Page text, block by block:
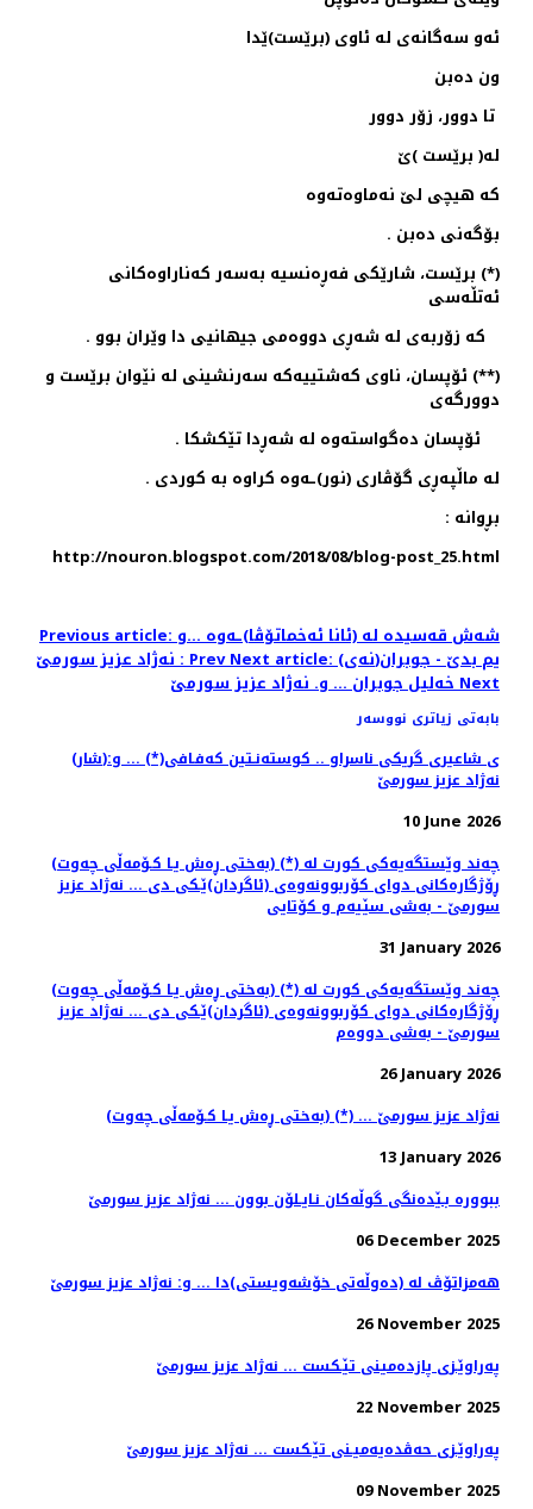
ئه‌و سه‌گانه‌ی له‌ ئاوی (برێست)ێدا
ون ده‌بن
تا دوور، زۆر دوور
له‌( برێست )ێ
كه‌ هیچی لێ نه‌ماوه‌ته‌وه‌
بۆگه‌نی ده‌بن .
‌(*) برێست، شارێكی فه‌ڕه‌نسیه‌ به‌سه‌ر كه‌ناراوه‌كانی
ئه‌تڵه‌سی
كه‌ زۆربه‌ی له‌ شه‌ڕی دووه‌می جیهانیی دا وێران بوو .
(**) ئۆپسان، ناوی كه‌شتییه‌كه‌ سه‌رنشینی له‌ نێوان برێست و
دوورگه‌ی
ئۆپسان ده‌گواسته‌وه‌ له‌ شه‌ڕدا تێكشكا .
له‌ ماڵپه‌ڕی گۆڤاری (نور)ـه‌وه‌ كراوه‌ به‌ كوردی .
بڕوانه‌ :
http://nouron.blogspot.com/2018/08/blog-post_25.html
Previous article: شه‌ش قه‌سیده‌ له‌ (ئانا ئه‌خماتۆڤا)ـه‌وه‌ ...و
: نه‌ژاد عزیز سورمێPrevNext article: (نه‌ی)یم بدێ - جوبران
خه‌لیل جوبران ... و. نه‌ژاد عزیز سورمێNext
بابەتی زیاتری نووسەر
(شار)ی شاعیری گریكی ناسراو .. كوسته‌نـتین كه‌فـافی(*) ... و:
نه‌ژاد عزیز سورمێ
10 June 2026
(به‌ختی ڕه‌ش یـا كـۆمه‌ڵی چه‌وت) (*) چه‌ند وێستگه‌یه‌كی كورت له‌
ڕۆژگاره‌كانی دوای كۆربوونه‌وه‌ی (ئاگردان)ێـكی دی ... نه‌ژاد عزیز
سورمێ - به‌شی سێیه‌م و كۆتایی
31 January 2026
(به‌ختی ڕه‌ش یـا كـۆمه‌ڵی چه‌وت) (*) چه‌ند وێستگه‌یه‌كی كورت له‌
ڕۆژگاره‌كانی دوای كۆربوونه‌وه‌ی (ئاگردان)ێـكی دی ... نه‌ژاد عزیز
سورمێ - به‌شی دووه‌م
26 January 2026
(به‌ختی ڕه‌ش یـا كـۆمه‌ڵی چه‌وت) (*) ... نه‌ژاد عزیز سورمێ
13 January 2026
ببووره‌ بـێده‌نگی گوڵه‌كان نـایـلۆن بوون ... نه‌ژاد عزیز سورمێ
06 December 2025
هه‌مزاتۆڤ له‌ (ده‌وڵه‌تی خۆشه‌ویستی)دا ... و: نه‌ژاد عزیز سورمێ
26 November 2025
په‌راوێـزی پازده‌مینی تێـكست ... نه‌ژاد عزیز سورمێ
22 November 2025
په‌راوێـزی حه‌ڤده‌یه‌میـنی تێـكست ... نه‌ژاد عزیز سورمێ
09 November 2025